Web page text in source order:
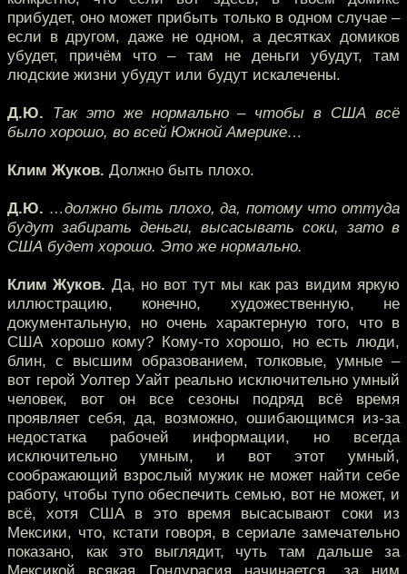
прибудет, оно может прибыть только в одном случае –
если в другом, даже не одном, а десятках домиков
убудет, причём что – там не деньги убудут, там
людские жизни убудут или будут искалечены.
Д.Ю. Так это же нормально – чтобы в США всё
было хорошо, во всей Южной Америке…
Клим Жуков. Должно быть плохо.
Д.Ю. …должно быть плохо, да, потому что оттуда
будут забирать деньги, высасывать соки, зато в
США будет хорошо. Это же нормально.
Клим Жуков. Да, но вот тут мы как раз видим яркую
иллюстрацию, конечно, художественную, не
документальную, но очень характерную того, что в
США хорошо кому? Кому-то хорошо, но есть люди,
блин, с высшим образованием, толковые, умные –
вот герой Уолтер Уайт реально исключительно умный
человек, вот он все сезоны подряд всё время
проявляет себя, да, возможно, ошибающимся из-за
недостатка рабочей информации, но всегда
исключительно умным, и вот этот умный,
соображающий взрослый мужик не может найти себе
работу, чтобы тупо обеспечить семью, вот не может, и
всё, хотя США в это время высасывают соки из
Мексики, что, кстати говоря, в сериале замечательно
показано, как это выглядит, чуть там дальше за